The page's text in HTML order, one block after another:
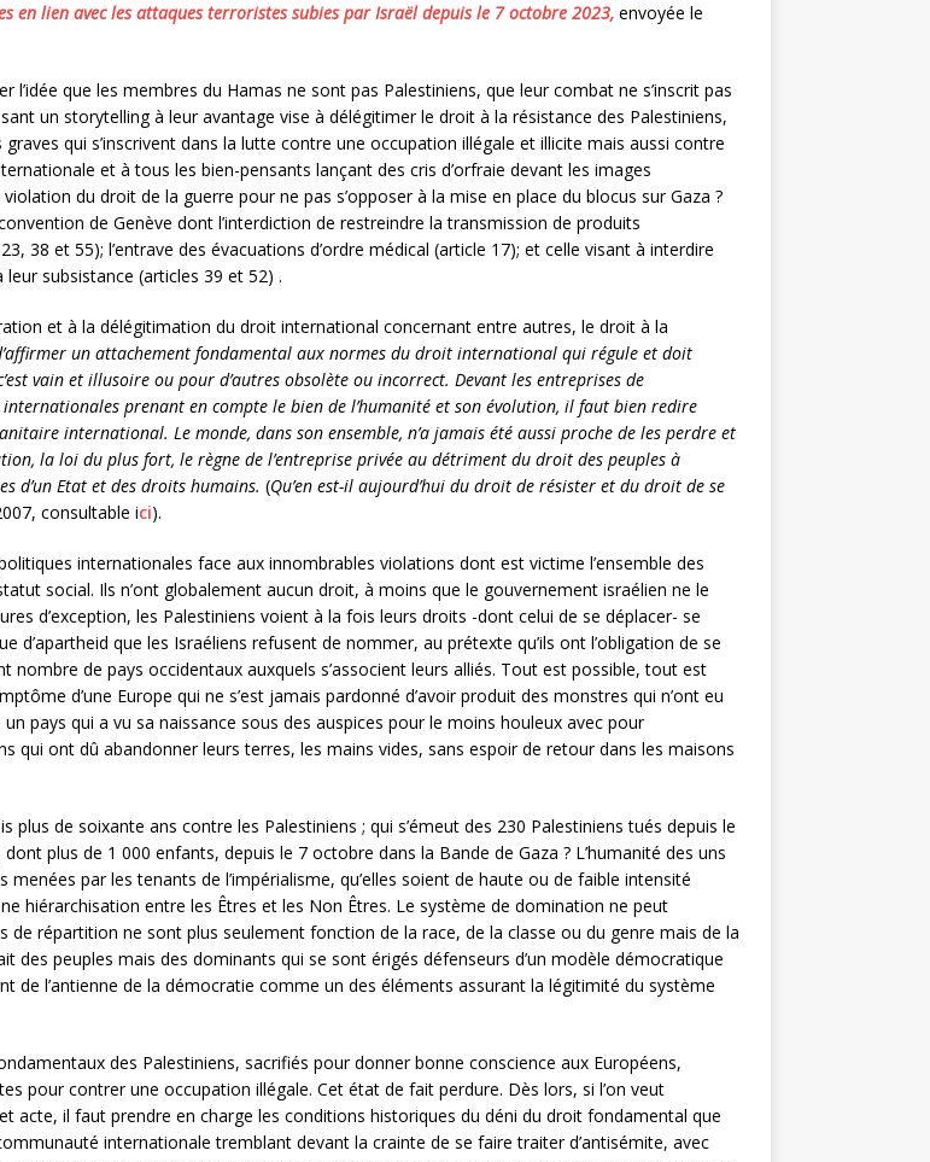
en lien avec les attaques terroristes subies par Israël depuis le 7 octobre 2023, envoyée le
que les membres du Hamas ne sont pas Palestiniens, que leur combat ne s’inscrit pas
un storytelling à leur avantage vise à délégitimer le droit à la résistance des Palestiniens,
qui s’inscrivent dans la lutte contre une occupation illégale et illicite mais aussi contre
et à tous les bien-pensants lançant des cris d’orfraie devant les images
du droit de la guerre pour ne pas s’opposer à la mise en place du blocus sur Gaza ?
de Genève dont l’interdiction de restreindre la transmission de produits
38 et 55); l’entrave des évacuations d’ordre médical (article 17); et celle visant à interdire
subsistance (articles 39 et 52) .
et à la délégitimation du droit international concernant entre autres, le droit à la
un attachement fondamental aux normes du droit international qui régule et doit
vain et illusoire ou pour d’autres obsolète ou incorrect. Devant les entreprises de
prenant en compte le bien de l’humanité et son évolution, il faut bien redire
international. Le monde, dans son ensemble, n’a jamais été aussi proche de les perdre et
la loi du plus fort, le règne de l’entreprise privée au détriment du droit des peuples à
d’un Etat et des droits humains. (Qu’en est-il aujourd’hui du droit de résister et du droit de se
consultable ici).
internationales face aux innombrables violations dont est victime l’ensemble des
social. Ils n’ont globalement aucun droit, à moins que le gouvernement israélien ne le
d’exception, les Palestiniens voient à la fois leurs droits -dont celui de se déplacer- se
que les Israéliens refusent de nommer, au prétexte qu’ils ont l’obligation de se
de pays occidentaux auxquels s’associent leurs alliés. Tout est possible, tout est
d’une Europe qui ne s’est jamais pardonné d’avoir produit des monstres qui n’ont eu
pays qui a vu sa naissance sous des auspices pour le moins houleux avec pour
qui ont dû abandonner leurs terres, les mains vides, sans espoir de retour dans les maisons
de soixante ans contre les Palestiniens ; qui s’émeut des 230 Palestiniens tués depuis le
plus de 1 000 enfants, depuis le 7 octobre dans la Bande de Gaza ? L’humanité des uns
par les tenants de l’impérialisme, qu’elles soient de haute ou de faible intensité
hiérarchisation entre les Êtres et les Non Êtres. Le système de domination ne peut
répartition ne sont plus seulement fonction de la race, de la classe ou du genre mais de la
des peuples mais des dominants qui se sont érigés défenseurs d’un modèle démocratique
de l’antienne de la démocratie comme un des éléments assurant la légitimité du système
des Palestiniens, sacrifiés pour donner bonne conscience aux Européens,
pour contrer une occupation illégale. Cet état de fait perdure. Dès lors, si l’on veut
il faut prendre en charge les conditions historiques du déni du droit fondamental que
internationale tremblant devant la crainte de se faire traiter d’antisémite, avec